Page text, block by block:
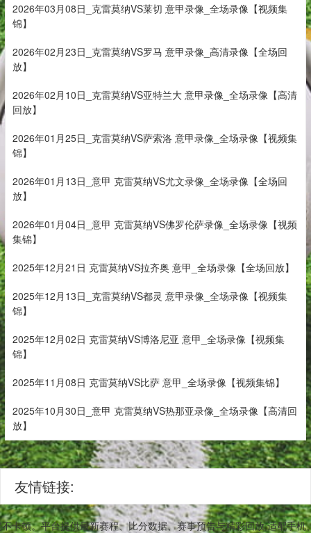
2026年03月08日_克雷莫纳VS莱切 意甲录像_全场录像【视频集
锦】
2026年02月23日_克雷莫纳VS罗马 意甲录像_高清录像【全场回
放】
2026年02月10日_克雷莫纳VS亚特兰大 意甲录像_全场录像【高清
回放】
2026年01月25日_克雷莫纳VS萨索洛 意甲录像_全场录像【视频集
锦】
2026年01月13日_意甲 克雷莫纳VS尤文录像_全场录像【全场回
放】
2026年01月04日_意甲 克雷莫纳VS佛罗伦萨录像_全场录像【视频
集锦】
2025年12月21日 克雷莫纳VS拉齐奥 意甲_全场录像【全场回放】
2025年12月13日_克雷莫纳VS都灵 意甲录像_全场录像【视频集
锦】
2025年12月02日 克雷莫纳VS博洛尼亚 意甲_全场录像【视频集
锦】
2025年11月08日 克雷莫纳VS比萨 意甲_全场录像【视频集锦】
2025年10月30日_意甲 克雷莫纳VS热那亚录像_全场录像【高清回
放】
友情链接:
顿。平台提供最新赛程、比分数据、赛事预告与精彩回放,适配手